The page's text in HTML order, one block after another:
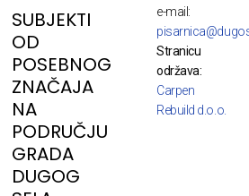
SUBJEKTI
OD
POSEBNOG
ZNAČAJA
NA
PODRUČJU
GRADA
DUGOG
e-mail:
Stranicu
održava:
Carpen
Rebuild d.o.o.